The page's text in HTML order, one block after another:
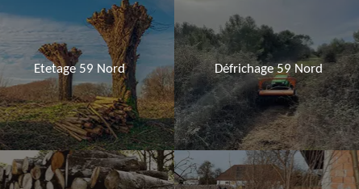
Etetage 59 Nord Défrichage 59 Nord